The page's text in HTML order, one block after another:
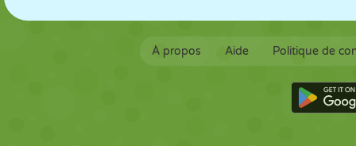
À propos Aide Politique de